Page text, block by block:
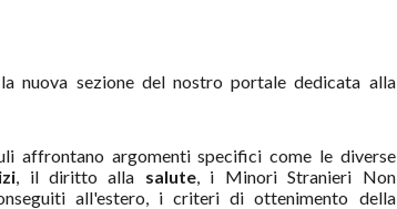
nuova sezione del nostro portale dedicata alla
affrontano argomenti specifici come le diverse
, il diritto alla salute, i Minori Stranieri Non
all'estero, i criteri di ottenimento della